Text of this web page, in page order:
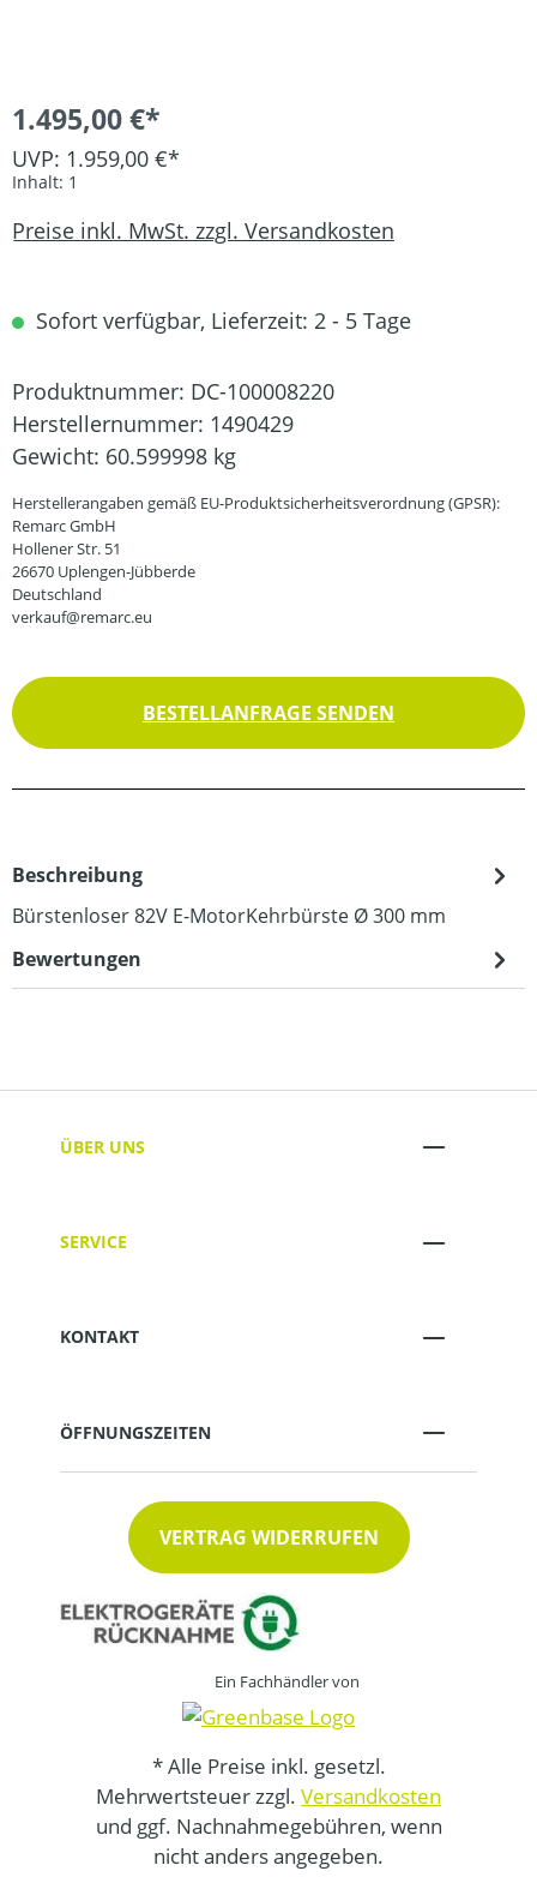
1.495,00 €*
UVP: 1.959,00 €*
Inhalt: 1
Preise inkl. MwSt. zzgl. Versandkosten
Sofort verfügbar, Lieferzeit: 2 - 5 Tage
Produktnummer: DC-100008220
Herstellernummer: 1490429
Gewicht: 60.599998 kg
Herstellerangaben gemäß EU-Produktsicherheitsverordnung (GPSR):
Remarc GmbH
Hollener Str. 51
26670 Uplengen-Jübberde
Deutschland
verkauf@remarc.eu
BESTELLANFRAGE SENDEN
Beschreibung
Bürstenloser 82V E-MotorKehrbürste Ø 300 mm
Bewertungen
ÜBER UNS
SERVICE
KONTAKT
ÖFFNUNGSZEITEN
VERTRAG WIDERRUFEN
Ein Fachhändler von
* Alle Preise inkl. gesetzl.
Mehrwertsteuer zzgl. Versandkosten
und ggf. Nachnahmegebühren, wenn
nicht anders angegeben.